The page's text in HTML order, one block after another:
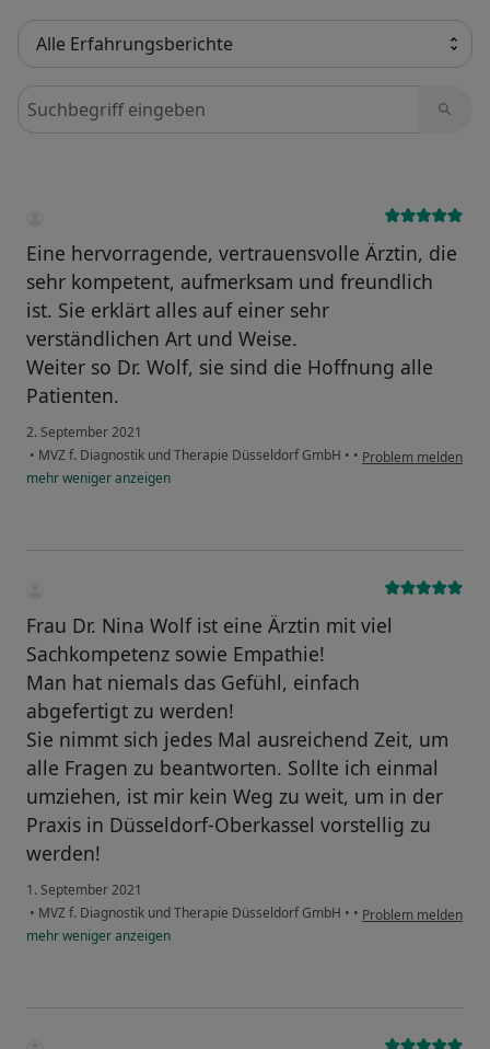
Bewertungen durchsuchen
Eine hervorragende, vertrauensvolle Ärztin, die
sehr kompetent, aufmerksam und freundlich
ist. Sie erklärt alles auf einer sehr
verständlichen Art und Weise.
Weiter so Dr. Wolf, sie sind die Hoffnung alle
Patienten.
2. September 2021
• MVZ f. Diagnostik und Therapie Düsseldorf GmbH • • Problem melden
mehrwenigeranzeigen
Frau Dr. Nina Wolf ist eine Ärztin mit viel
Sachkompetenz sowie Empathie!
Man hat niemals das Gefühl, einfach
abgefertigt zu werden!
Sie nimmt sich jedes Mal ausreichend Zeit, um
alle Fragen zu beantworten. Sollte ich einmal
umziehen, ist mir kein Weg zu weit, um in der
Praxis in Düsseldorf-Oberkassel vorstellig zu
werden!
1. September 2021
• MVZ f. Diagnostik und Therapie Düsseldorf GmbH • • Problem melden
mehrwenigeranzeigen